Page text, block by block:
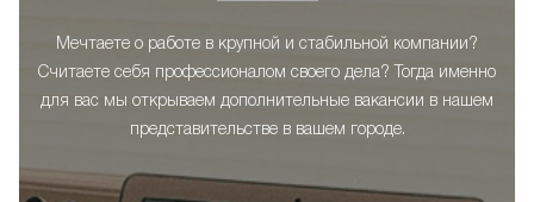
Мечтаете о работе в крупной и стабильной компании?
Считаете себя профессионалом своего дела? Тогда именно
для вас мы открываем дополнительные вакансии в нашем
представительстве в вашем городе.